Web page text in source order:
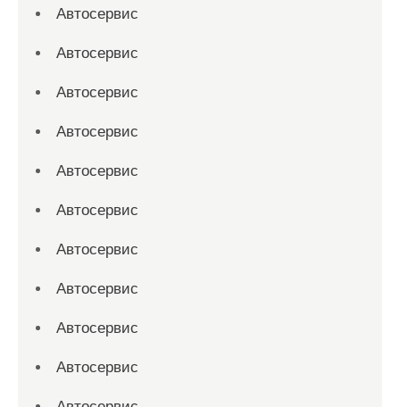
Автосервис
Автосервис
Автосервис
Автосервис
Автосервис
Автосервис
Автосервис
Автосервис
Автосервис
Автосервис